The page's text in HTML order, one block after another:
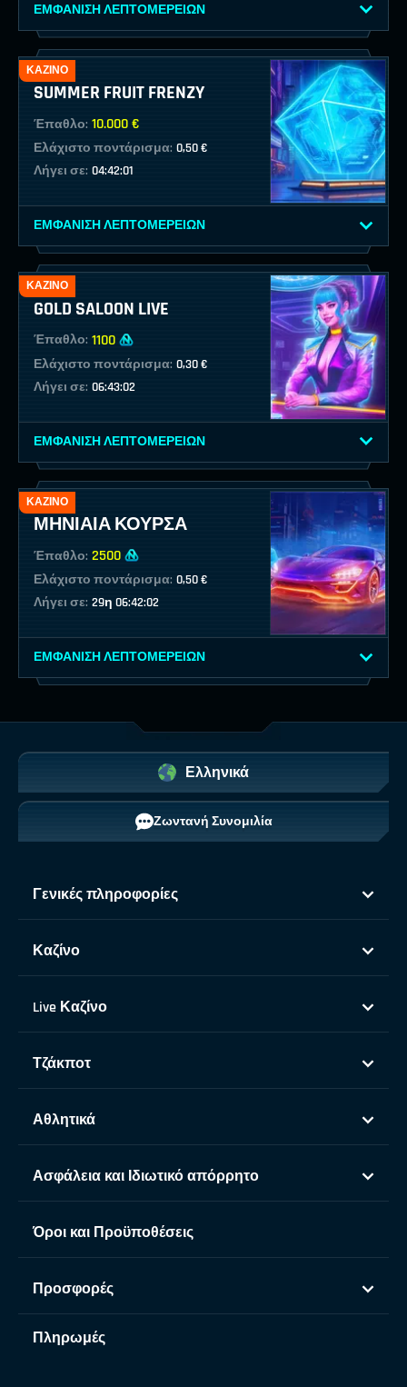
ΕΜΦΆΝΙΣΗ ΛΕΠΤΟΜΕΡΕΙΏΝ
ΚΑΖΊΝΟ
SUMMER FRUIT FRENZY
Έπαθλο: 10.000 €
Ελάχιστο ποντάρισμα: 0,50 €
Λήγει σε: 04:42:01
ΕΜΦΆΝΙΣΗ ΛΕΠΤΟΜΕΡΕΙΏΝ
ΚΑΖΊΝΟ
GOLD SALOON LIVE
Έπαθλο: 1100
Ελάχιστο ποντάρισμα: 0,30 €
Λήγει σε: 06:43:02
ΕΜΦΆΝΙΣΗ ΛΕΠΤΟΜΕΡΕΙΏΝ
ΚΑΖΊΝΟ
ΜΗΝΙΑΊΑ ΚΟΎΡΣΑ
Έπαθλο: 2500
Ελάχιστο ποντάρισμα: 0,50 €
Λήγει σε: 29η 06:42:02
ΕΜΦΆΝΙΣΗ ΛΕΠΤΟΜΕΡΕΙΏΝ
Ελληνικά
Ζωντανή Συνομιλία
Γενικές πληροφορίες
Καζίνο
Live Καζίνο
Τζάκποτ
Αθλητικά
Ασφάλεια και Ιδιωτικό απόρρητο
Όροι και Προϋποθέσεις
Προσφορές
Πληρωμές